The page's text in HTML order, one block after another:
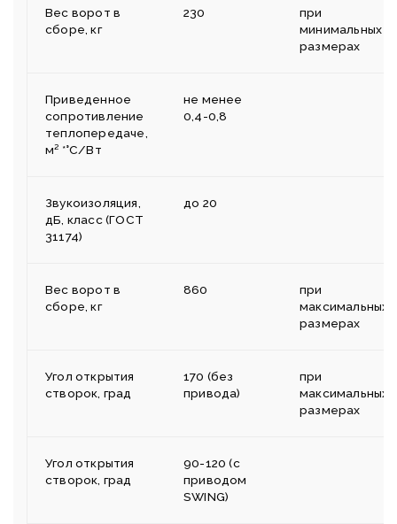
Вес ворот в
сборе, кг
230
при
минимальных
размерах
Приведенное
сопротивление
теплопередаче,
м² *°С/Вт
не менее
0,4-0,8
Звукоизоляция,
дБ, класс (ГОСТ
31174)
до 20
Вес ворот в
сборе, кг
860
при
максимальных
размерах
Угол открытия
створок, град
170 (без
привода)
при
максимальных
размерах
Угол открытия
створок, град
90-120 (с
приводом
SWING)